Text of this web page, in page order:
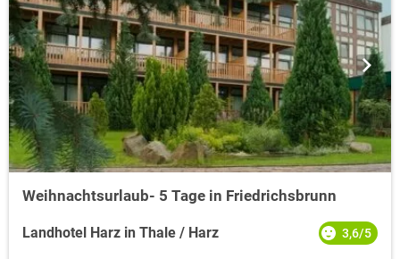
Weihnachtsurlaub- 5 Tage in Friedrichsbrunn
Landhotel Harz in Thale / Harz 3,6/5